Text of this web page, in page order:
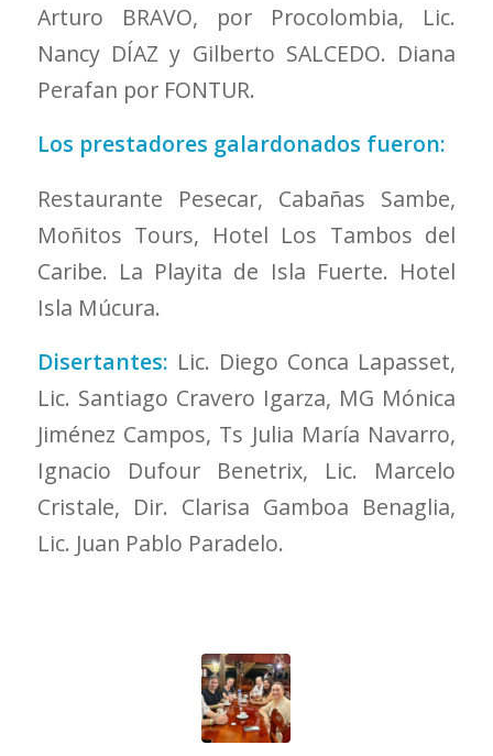
Arturo BRAVO, por Procolombia, Lic.
Nancy DÍAZ y Gilberto SALCEDO. Diana
Perafan por FONTUR.
Los prestadores galardonados fueron:
Restaurante Pesecar, Cabañas Sambe,
Moñitos Tours, Hotel Los Tambos del
Caribe. La Playita de Isla Fuerte. Hotel
Isla Múcura.
Disertantes: Lic. Diego Conca Lapasset,
Lic. Santiago Cravero Igarza, MG Mónica
Jiménez Campos, Ts Julia María Navarro,
Ignacio Dufour Benetrix, Lic. Marcelo
Cristale, Dir. Clarisa Gamboa Benaglia,
Lic. Juan Pablo Paradelo.